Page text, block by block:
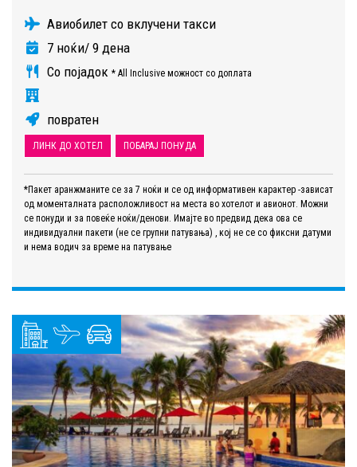
Авиобилет со вклучени такси
7 ноќи/ 9 дена
Со појадок * All Inclusive можност со доплата
повратен
ЛИНК ДО ХОТЕЛ ПОБАРАЈ ПОНУДА
*Пакет аранжманите се за 7 ноќи и се од информативен карактер -зависат
од моменталната расположливост на места во хотелот и авионот. Можни
се понуди и за повеќе ноќи/денови. Имајте во предвид дека ова се
индивидуални пакети (не се групни патувања) , кој не се со фиксни датуми
и нема водич за време на патување